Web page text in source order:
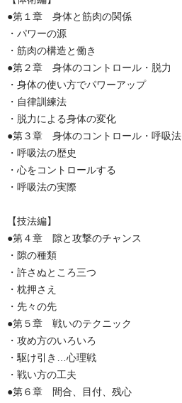
●第１章 身体と筋肉の関係
・パワーの源
・筋肉の構造と働き
●第２章 身体のコントロール・脱力
・身体の使い方でパワーアップ
・自律訓練法
・脱力による身体の変化
●第３章 身体のコントロール・呼吸法
・呼吸法の歴史
・心をコントロールする
・呼吸法の実際
【技法編】
●第４章 隙と攻撃のチャンス
・隙の種類
・許さぬところ三つ
・枕押さえ
・先々の先
●第５章 戦いのテクニック
・攻め方のいろいろ
・駆け引き…心理戦
・戦い方の工夫
●第６章 間合、目付、残心